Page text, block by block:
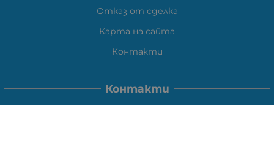
Отказ от сделка
Карта на сайта
Контакти
Контакти
ВЕЛИ ЕЛЕКТРОНИК ЕООД